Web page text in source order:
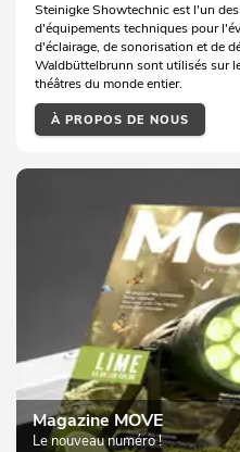
Steinigke Showtechnic est l'un
d'équipements techniques pour
d'éclairage, de sonorisation et de
Waldbüttelbrunn sont utilisés sur
théâtres du monde entier.
À PROPOS DE NOUS
Magazine MOVE
Le nouveau numéro !